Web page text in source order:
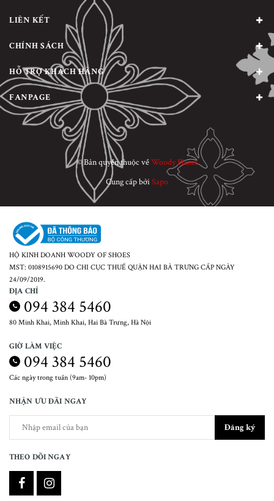
LIÊN KẾT
CHÍNH SÁCH
HỖ TRỢ KHÁCH HÀNG
FANPAGE
© Bản quyền thuộc vềWoody Planet
Cung cấp bởiSapo
HỘ KINH DOANH WOODY OF SHOES
MST: 0108915690 DO CHI CỤC THUẾ QUẬN HAI BÀ TRƯNG CẤP NGÀY
24/09/2019.
ĐỊA CHỈ
094 384 5460
80 Minh Khai, Minh Khai, Hai Bà Trưng, Hà Nội
GIỜ LÀM VIỆC
094 384 5460
Các ngày trong tuần (9am- 10pm)
NHẬN ƯU ĐÃI NGAY
Đăng ký
THEO DÕI NGAY